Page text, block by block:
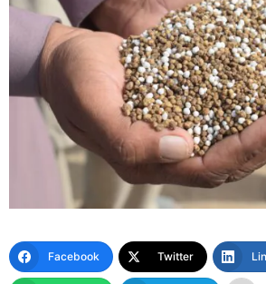
Facebook Twitter